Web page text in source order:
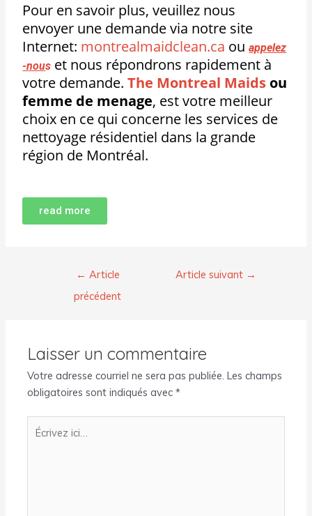
Pour en savoir plus, veuillez nous
envoyer une demande via notre site
Internet: montrealmaidclean.ca ouappelez
-nous et nous répondrons rapidement à
votre demande. The Montreal Maids ou
femme de menage, est votre meilleur
choix en ce qui concerne les services de
nettoyage résidentiel dans la grande
région de Montréal.
read more
← Article
précédent
Article suivant →
Laisser un commentaire
Votre adresse courriel ne sera pas publiée. Les champs
obligatoires sont indiqués avec*
Écrivez
ici…